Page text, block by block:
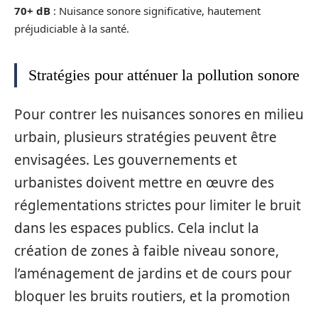
70+ dB : Nuisance sonore significative, hautement
préjudiciable à la santé.
Stratégies pour atténuer la pollution sonore
Pour contrer les nuisances sonores en milieu
urbain, plusieurs stratégies peuvent être
envisagées. Les gouvernements et
urbanistes doivent mettre en œuvre des
réglementations strictes pour limiter le bruit
dans les espaces publics. Cela inclut la
création de zones à faible niveau sonore,
l’aménagement de jardins et de cours pour
bloquer les bruits routiers, et la promotion